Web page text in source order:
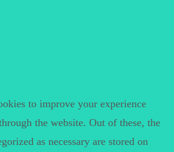
to improve your experience
the website. Out of these, the
as necessary are stored on